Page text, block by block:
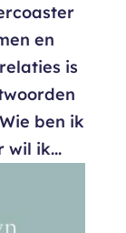
en
is
ben ik
wil ik...